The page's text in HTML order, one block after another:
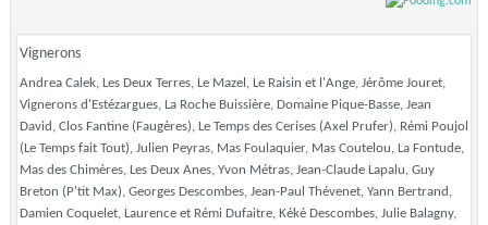
Vignerons
Andrea Calek, Les Deux Terres, Le Mazel, Le Raisin et l'Ange, Jérôme Jouret,
Vignerons d'Estézargues, La Roche Buissière, Domaine Pique-Basse, Jean
David, Clos Fantine (Faugères), Le Temps des Cerises (Axel Prufer), Rémi Poujol
(Le Temps fait Tout), Julien Peyras, Mas Foulaquier, Mas Coutelou, La Fontude,
Mas des Chimères, Les Deux Anes, Yvon Métras, Jean-Claude Lapalu, Guy
Breton (P'tit Max), Georges Descombes, Jean-Paul Thévenet, Yann Bertrand,
Damien Coquelet, Laurence et Rémi Dufaitre, Kéké Descombes, Julie Balagny,